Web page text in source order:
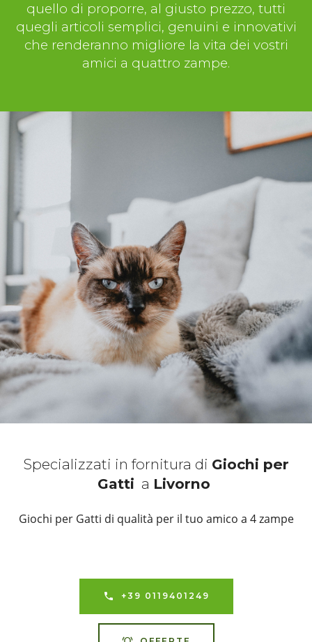
quello di proporre, al giusto prezzo, tutti
quegli articoli semplici, genuini e innovativi
che renderanno migliore la vita dei vostri
amici a quattro zampe.
Specializzati in fornitura di Giochi per
Gatti a Livorno
Giochi per Gatti di qualità per il tuo amico a 4 zampe
+39 0119401249